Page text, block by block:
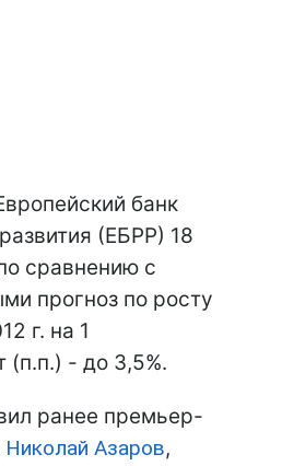
банк
(ЕБРР) 18
сравнению с
прогноз по росту
г. на 1
(п.п.) - до 3,5%.
ранее премьер-
Николай Азаров,